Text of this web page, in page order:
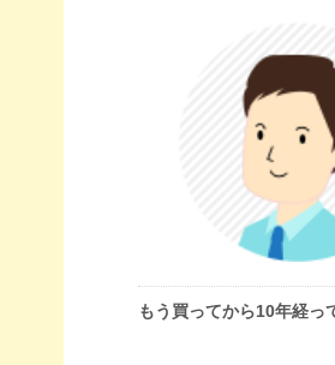
もう買ってから10年経っ